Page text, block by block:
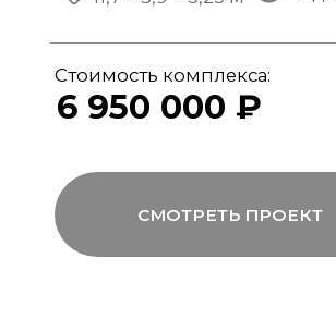
Мы совмещаем скорость модульной
сборки с технологиями капитального
строительства, включая использование
бетона, керамогранита и премиального
инженерного оборудования